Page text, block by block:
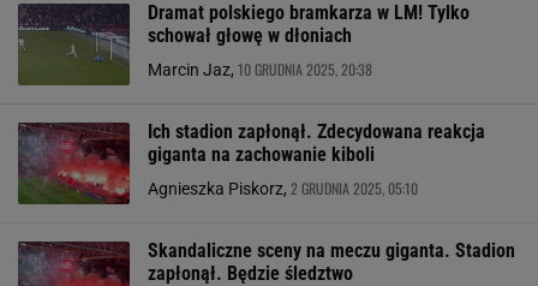
Dramat polskiego bramkarza w LM! Tylko
schował głowę w dłoniach
Marcin Jaz, 10 GRUDNIA 2025, 20:38
Ich stadion zapłonął. Zdecydowana reakcja
giganta na zachowanie kiboli
Agnieszka Piskorz, 2 GRUDNIA 2025, 05:10
Skandaliczne sceny na meczu giganta. Stadion
zapłonął. Będzie śledztwo